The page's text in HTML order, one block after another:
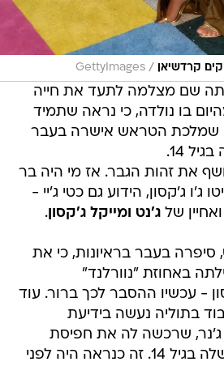
קים קרדשיאן /
GettyImages
שם מצלמה לתעד את חייה
בו נולדה, כי נראה שתמיד
שמלכת הטראש אישרה בעבר
14.
את זהות הגבר. אז מי היה בר
ג'ו ג'קסון, הידוע גם כטי ג'יי -
שלג'נט ומייקל ג'קסון.
סיפרה בעבר בראיונות, כי את
הולדתה ה-14 בילתה באחוזת "נוורלנד"
- עכשיו ההסבר לכך ברור. עוד
בתוליה נעשה בידיעת
ג'נר, שרכשה לה את חפיסת
הגלולות הראשונה שלה בגיל 14. זה כנראה היה לפני